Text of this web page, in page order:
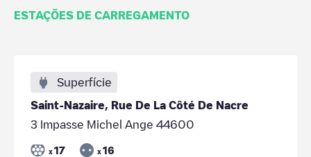
ESTAÇÕES DE CARREGAMENTO
Superfície
Saint-Nazaire, Rue De La Côté De Nacre
3 Impasse Michel Ange 44600
x 17 x 16